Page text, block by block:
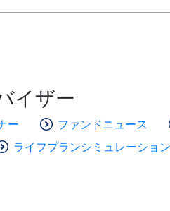
イザー
ー ファンドニュース
ライフプランシミュレーション